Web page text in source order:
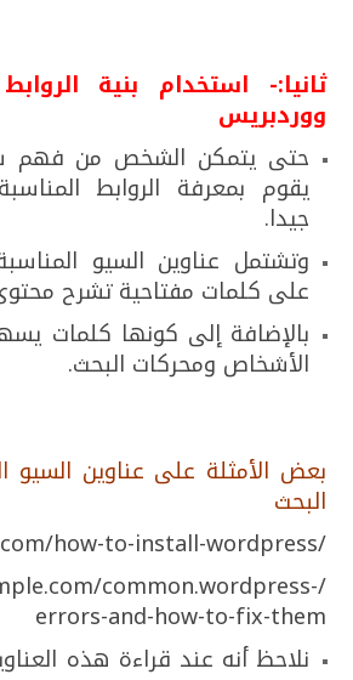
ثانيا:- استخدام بنية
ووردبريس
حتى يتمكن الشخص من فهم
يقوم بمعرفة الروابط
جيدا.
وتشتمل عناوين السيو
على كلمات مفتاحية تشرح
بالإضافة إلى كونها كلمات
الأشخاص ومحركات البحث.
بعض الأمثلة على عناوين السيو
البحث
/http://example.com/how-to-install-wordpress
common.wordpress-
errors-and-how-to-fix-them
نلاحظ أنه عند قراءة هذه